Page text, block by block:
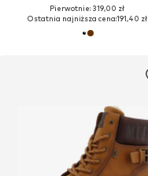
Pierwotnie: 319,00 zł
Ostatnia najniższa cena:191,40 zł